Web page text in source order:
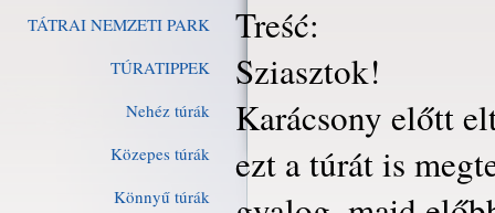
TÁTRAI NEMZETI PARK
TÚRATIPPEK
Nehéz túrák
Közepes túrák
Könnyű túrák
Treść:
Sziasztok!
Karácsony előtt
ezt a túrát is